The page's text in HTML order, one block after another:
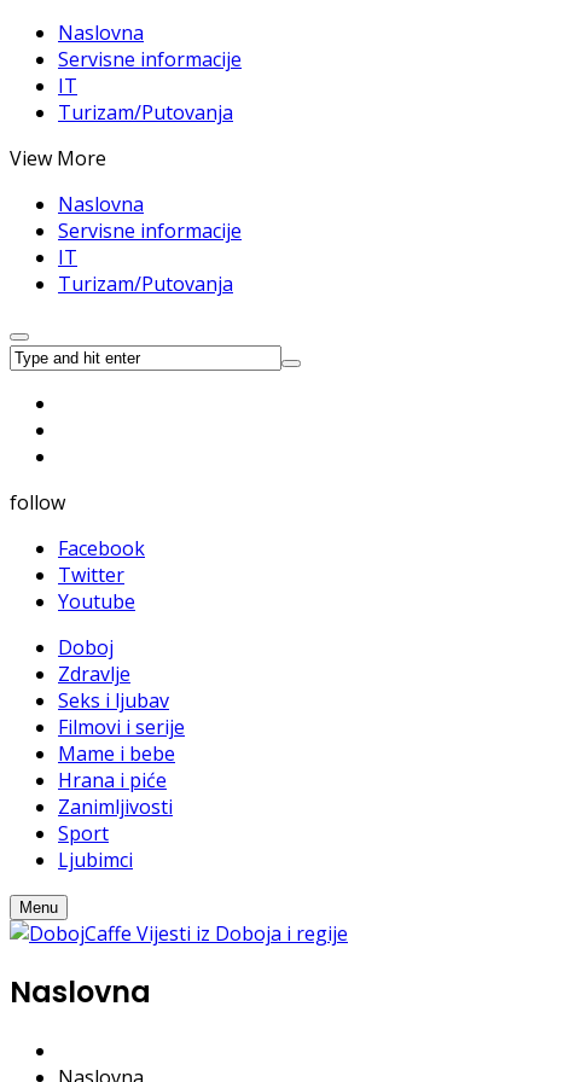
Naslovna
Servisne informacije
IT
Turizam/Putovanja
View More
Naslovna
Servisne informacije
IT
Turizam/Putovanja
follow
Facebook
Twitter
Youtube
Doboj
Zdravlje
Seks i ljubav
Filmovi i serije
Mame i bebe
Hrana i piće
Zanimljivosti
Sport
Ljubimci
Menu
Naslovna